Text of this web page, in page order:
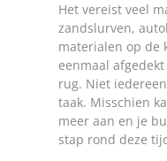
Het vereist veel
zandslurven,
materialen op de
eenmaal
rug. Niet
taak. Misschien
meer aan en je
stap rond deze